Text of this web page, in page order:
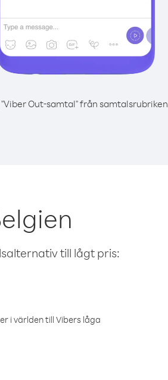
Out-samtal" från samtalsrubriken
till lågt pris:
i världen till Vibers låga